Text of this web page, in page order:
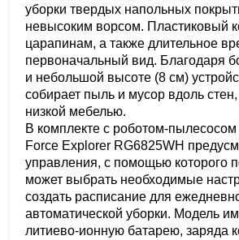
уборки твердых напольных
невысоким ворсом. Пластиковый
царапинам, а также длительное
первоначальный вид. Благодаря
и небольшой высоте (8 см)
собирает пыль и мусор вдоль
низкой мебелью.
В комплекте с роботом-пылесосом
Force Explorer RG6825WH
управления, с помощью которого
может выбрать необходимые
создать расписание для
автоматической уборки. Модель
литиево-ионную батарею, заряда